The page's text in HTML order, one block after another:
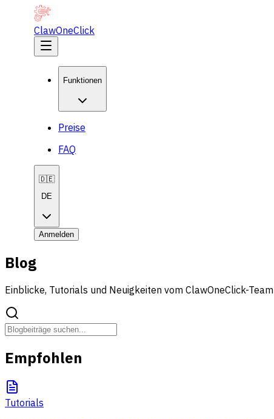
ClawOneClick
Funktionen
Preise
FAQ
🇩🇪
DE
Anmelden
Blog
Einblicke, Tutorials und Neuigkeiten vom ClawOneClick-Team
Empfohlen
Tutorials